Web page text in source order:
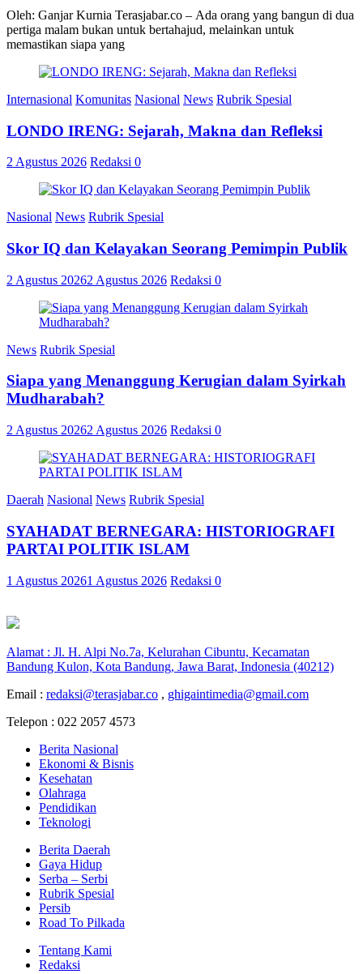
Oleh: Ganjar Kurnia Terasjabar.co – Ada orang yang bangun di dua
pertiga malam bukan untuk bertahajud, melainkan untuk
memastikan siapa yang
Internasional Komunitas Nasional News Rubrik Spesial
LONDO IRENG: Sejarah, Makna dan Refleksi
2 Agustus 2026 Redaksi 0
Nasional News Rubrik Spesial
Skor IQ dan Kelayakan Seorang Pemimpin Publik
2 Agustus 20262 Agustus 2026 Redaksi 0
News Rubrik Spesial
Siapa yang Menanggung Kerugian dalam Syirkah
Mudharabah?
2 Agustus 20262 Agustus 2026 Redaksi 0
Daerah Nasional News Rubrik Spesial
SYAHADAT BERNEGARA: HISTORIOGRAFI
PARTAI POLITIK ISLAM
1 Agustus 20261 Agustus 2026 Redaksi 0
Alamat : Jl. H. Alpi No.7a, Kelurahan Cibuntu, Kecamatan
Bandung Kulon, Kota Bandung, Jawa Barat, Indonesia (40212)
Email : redaksi@terasjabar.co , ghigaintimedia@gmail.com
Telepon : 022 2057 4573
Berita Nasional
Ekonomi & Bisnis
Kesehatan
Olahraga
Pendidikan
Teknologi
Berita Daerah
Gaya Hidup
Serba – Serbi
Rubrik Spesial
Persib
Road To Pilkada
Tentang Kami
Redaksi